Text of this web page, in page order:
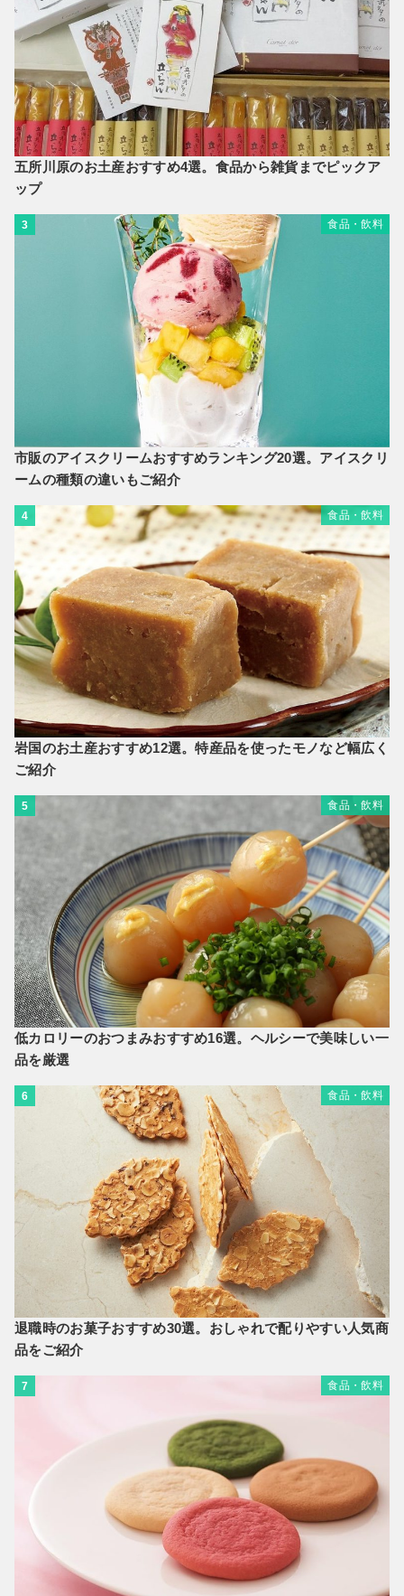
五所川原のお土産おすすめ4選。食品から雑貨までピックア
ップ
3 食品・飲料
市販のアイスクリームおすすめランキング20選。アイスクリ
ームの種類の違いもご紹介
4 食品・飲料
岩国のお土産おすすめ12選。特産品を使ったモノなど幅広く
ご紹介
5 食品・飲料
低カロリーのおつまみおすすめ16選。ヘルシーで美味しい一
品を厳選
6 食品・飲料
退職時のお菓子おすすめ30選。おしゃれで配りやすい人気商
品をご紹介
7 食品・飲料